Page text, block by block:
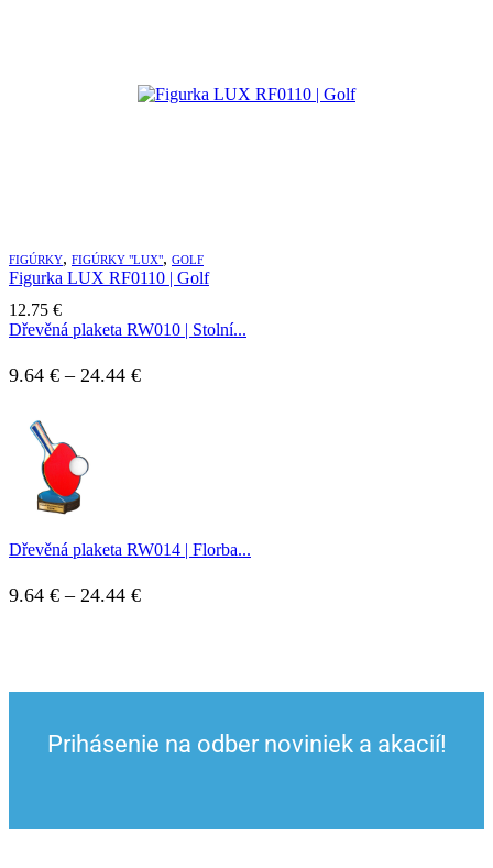
FIGÚRKY, FIGÚRKY "LUX", GOLF
Figurka LUX RF0110 | Golf
12.75 €
Dřevěná plaketa RW010 | Stolní...
9.64 € – 24.44 €
Dřevěná plaketa RW014 | Florba...
9.64 € – 24.44 €
Prihásenie na odber noviniek a akacií!